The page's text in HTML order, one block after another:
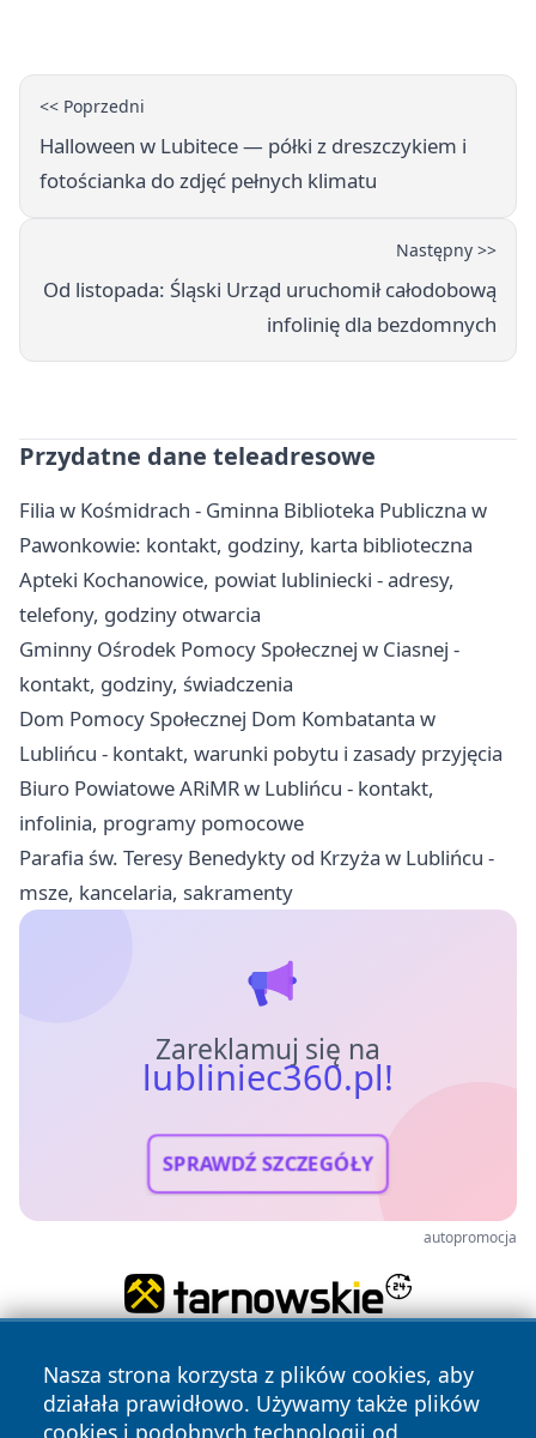
<< Poprzedni
Halloween w Lubitece — półki z dreszczykiem i
fotościanka do zdjęć pełnych klimatu
Następny >>
Od listopada: Śląski Urząd uruchomił całodobową
infolinię dla bezdomnych
Przydatne dane teleadresowe
Filia w Kośmidrach - Gminna Biblioteka Publiczna w
Pawonkowie: kontakt, godziny, karta biblioteczna
Apteki Kochanowice, powiat lubliniecki - adresy,
telefony, godziny otwarcia
Gminny Ośrodek Pomocy Społecznej w Ciasnej -
kontakt, godziny, świadczenia
Dom Pomocy Społecznej Dom Kombatanta w
Lublińcu - kontakt, warunki pobytu i zasady przyjęcia
Biuro Powiatowe ARiMR w Lublińcu - kontakt,
infolinia, programy pomocowe
Parafia św. Teresy Benedykty od Krzyża w Lublińcu -
msze, kancelaria, sakramenty
Zareklamuj się na
lubliniec360.pl!
SPRAWDŹ SZCZEGÓŁY
autopromocja
Nasza strona korzysta z plików cookies, aby
działała prawidłowo. Używamy także plików
cookies i podobnych technologii od